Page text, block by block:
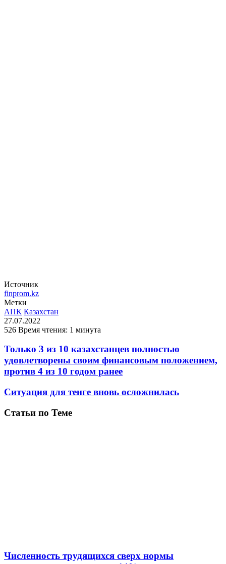
Источник
finprom.kz
Метки
АПК Казахстан
27.07.2022
526 Время чтения: 1 минута
Только 3 из 10 казахстанцев полностью
удовлетворены своим финансовым положением,
против 4 из 10 годом ранее
Ситуация для тенге вновь осложнилась
Статьи по Теме
Численность трудящихся сверх нормы